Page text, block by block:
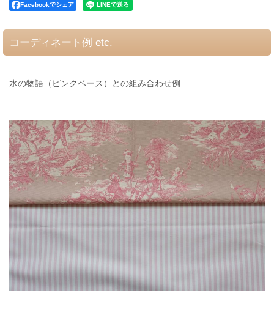
Facebookでシェア
コーディネート例 etc.
水の物語（ピンクベース）との組み合わせ例